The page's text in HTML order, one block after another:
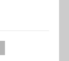
Om fonden